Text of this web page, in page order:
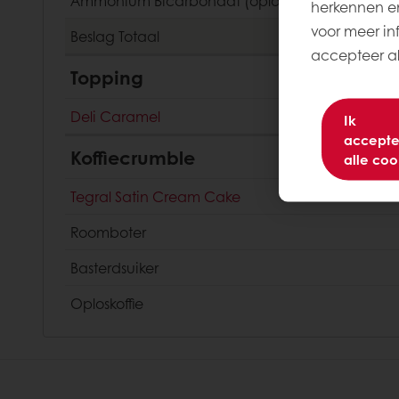
Beslag Totaal
Topping
Deli Caramel
Koffiecrumble
Tegral Satin Cream Cake
Roomboter
Basterdsuiker
Oploskoffie
herkennen
voor meer
accepteer
Ik
alle